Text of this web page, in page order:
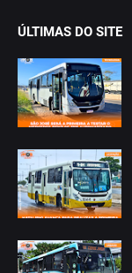
ÚLTIMAS DO SITE